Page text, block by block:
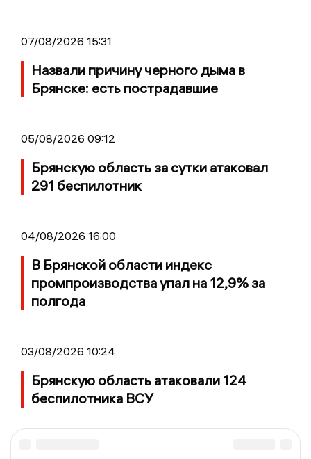
07/08/2026 15:31
Назвали причину черного дыма в
Брянске: есть пострадавшие
05/08/2026 09:12
Брянскую область за сутки атаковал
291 беспилотник
04/08/2026 16:00
В Брянской области индекс
промпроизводства упал на 12,9% за
полгода
03/08/2026 10:24
Брянскую область атаковали 124
беспилотника ВСУ